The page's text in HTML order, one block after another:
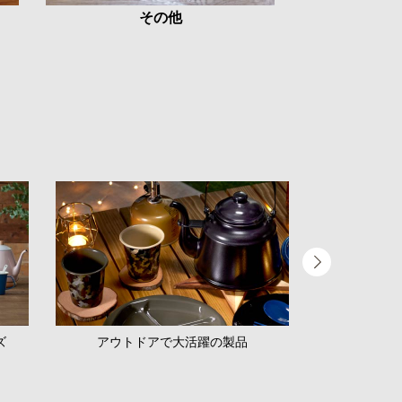
その他
アウトドアで大活躍の製品